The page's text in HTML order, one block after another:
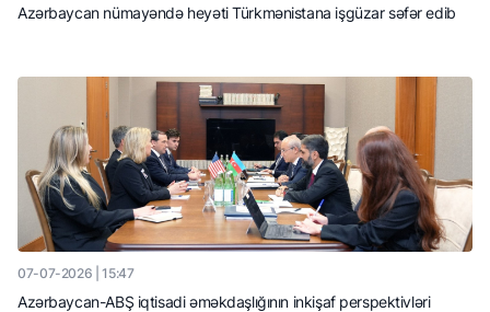
Azərbaycan nümayəndə heyəti Türkmənistana işgüzar səfər edib
07-07-2026 | 15:47
Azərbaycan-ABŞ iqtisadi əməkdaşlığının inkişaf perspektivləri